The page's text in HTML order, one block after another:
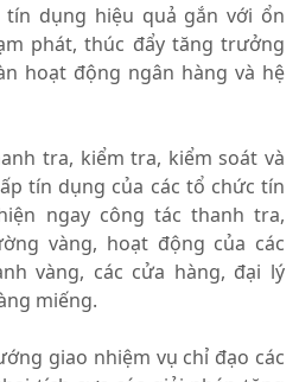
dụng hiệu quả gắn với ổn
phát, thúc đẩy tăng trưởng
hoạt động ngân hàng và hệ
tra, kiểm tra, kiểm soát và
tín dụng của các tổ chức tín
ngay công tác thanh tra,
vàng, hoạt động của các
vàng, các cửa hàng, đại lý
miếng.
giao nhiệm vụ chỉ đạo các